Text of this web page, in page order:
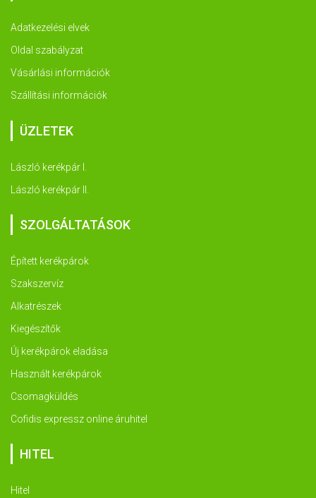
Adatkezelési elvek
Oldal szabályzat
Vásárlási információk
Szállítási információk
ÜZLETEK
László kerékpár I.
László kerékpár II.
SZOLGÁLTATÁSOK
Épített kerékpárok
Szakszervíz
Alkatrészek
Kiegészítők
Új kerékpárok eladása
Használt kerékpárok
Csomagküldés
Cofidis expressz online áruhitel
HITEL
Hitel